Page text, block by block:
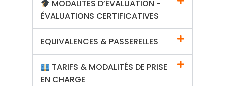
MODALITÉS D’ÉVALUATION -
ÉVALUATIONS CERTIFICATIVES
EQUIVALENCES & PASSERELLES
TARIFS & MODALITÉS DE PRISE
EN CHARGE